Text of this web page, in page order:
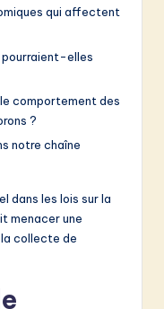
qui affectent
pourraient-elles
comportement des
?
notre chaîne
dans les lois sur la
menacer une
collecte de